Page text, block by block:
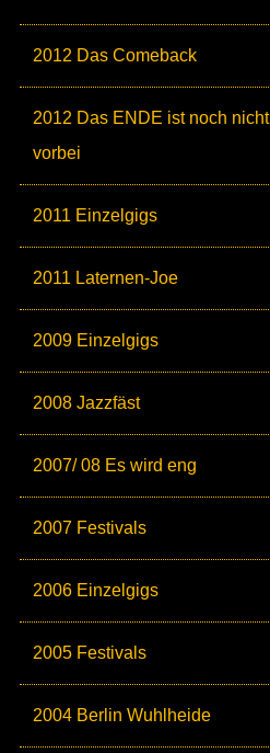
2012 Das Comeback
2012 Das ENDE ist noch nicht
vorbei
2011 Einzelgigs
2011 Laternen-Joe
2009 Einzelgigs
2008 Jazzfäst
2007/ 08 Es wird eng
2007 Festivals
2006 Einzelgigs
2005 Festivals
2004 Berlin Wuhlheide